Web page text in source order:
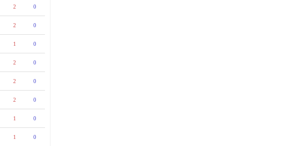
2 0
2 0
1 0
2 0
2 0
2 0
1 0
1 0